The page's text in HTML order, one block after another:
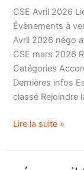
CSE Avril 2026
Évènements à
Avril 2026 négo
CSE mars 2026
Catégories
Dernières infos
classé Rejoindre
Lire la suite »